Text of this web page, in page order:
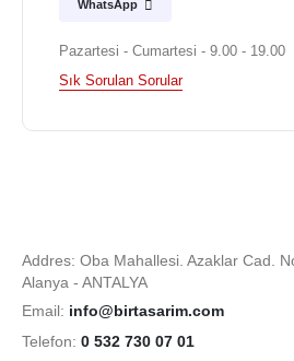
WhatsApp
Pazartesi - Cumartesi - 9.00 - 19.00
Sık Sorulan Sorular
Addres: Oba Mahallesi. Azaklar Cad.
Alanya - ANTALYA
Email: info@birtasarim.com
Telefon: 0 532 730 07 01